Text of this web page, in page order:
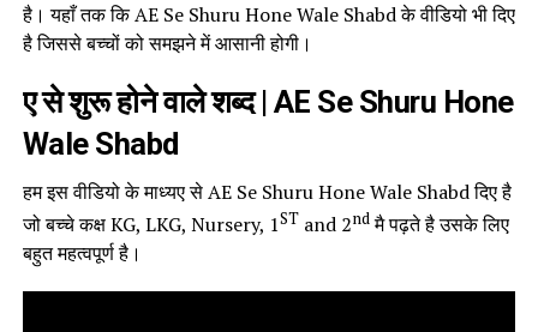
है। यहाँ तक कि AE Se Shuru Hone Wale Shabd के वीडियो भी दिए
है जिससे बच्चों को समझने में आसानी होगी।
ए से शुरू होने वाले शब्द | AE Se Shuru Hone
Wale Shabd
हम इस वीडियो के माध्यए से AE Se Shuru Hone Wale Shabd दिए है
जो बच्चे कक्ष KG, LKG, Nursery, 1STand 2ndमै पढ़ते है उसके लिए
बहुत महत्वपूर्ण है।